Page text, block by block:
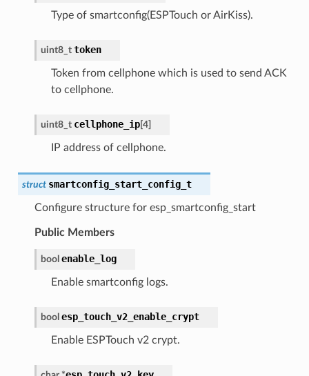
Type of smartconfig(ESPTouch or AirKiss).
uint8_t token
Token from cellphone which is used to send ACK
to cellphone.
uint8_t cellphone_ip[4]
IP address of cellphone.
struct smartconfig_start_config_t
Configure structure for esp_smartconfig_start
Public Members
bool enable_log
Enable smartconfig logs.
bool esp_touch_v2_enable_crypt
Enable ESPTouch v2 crypt.